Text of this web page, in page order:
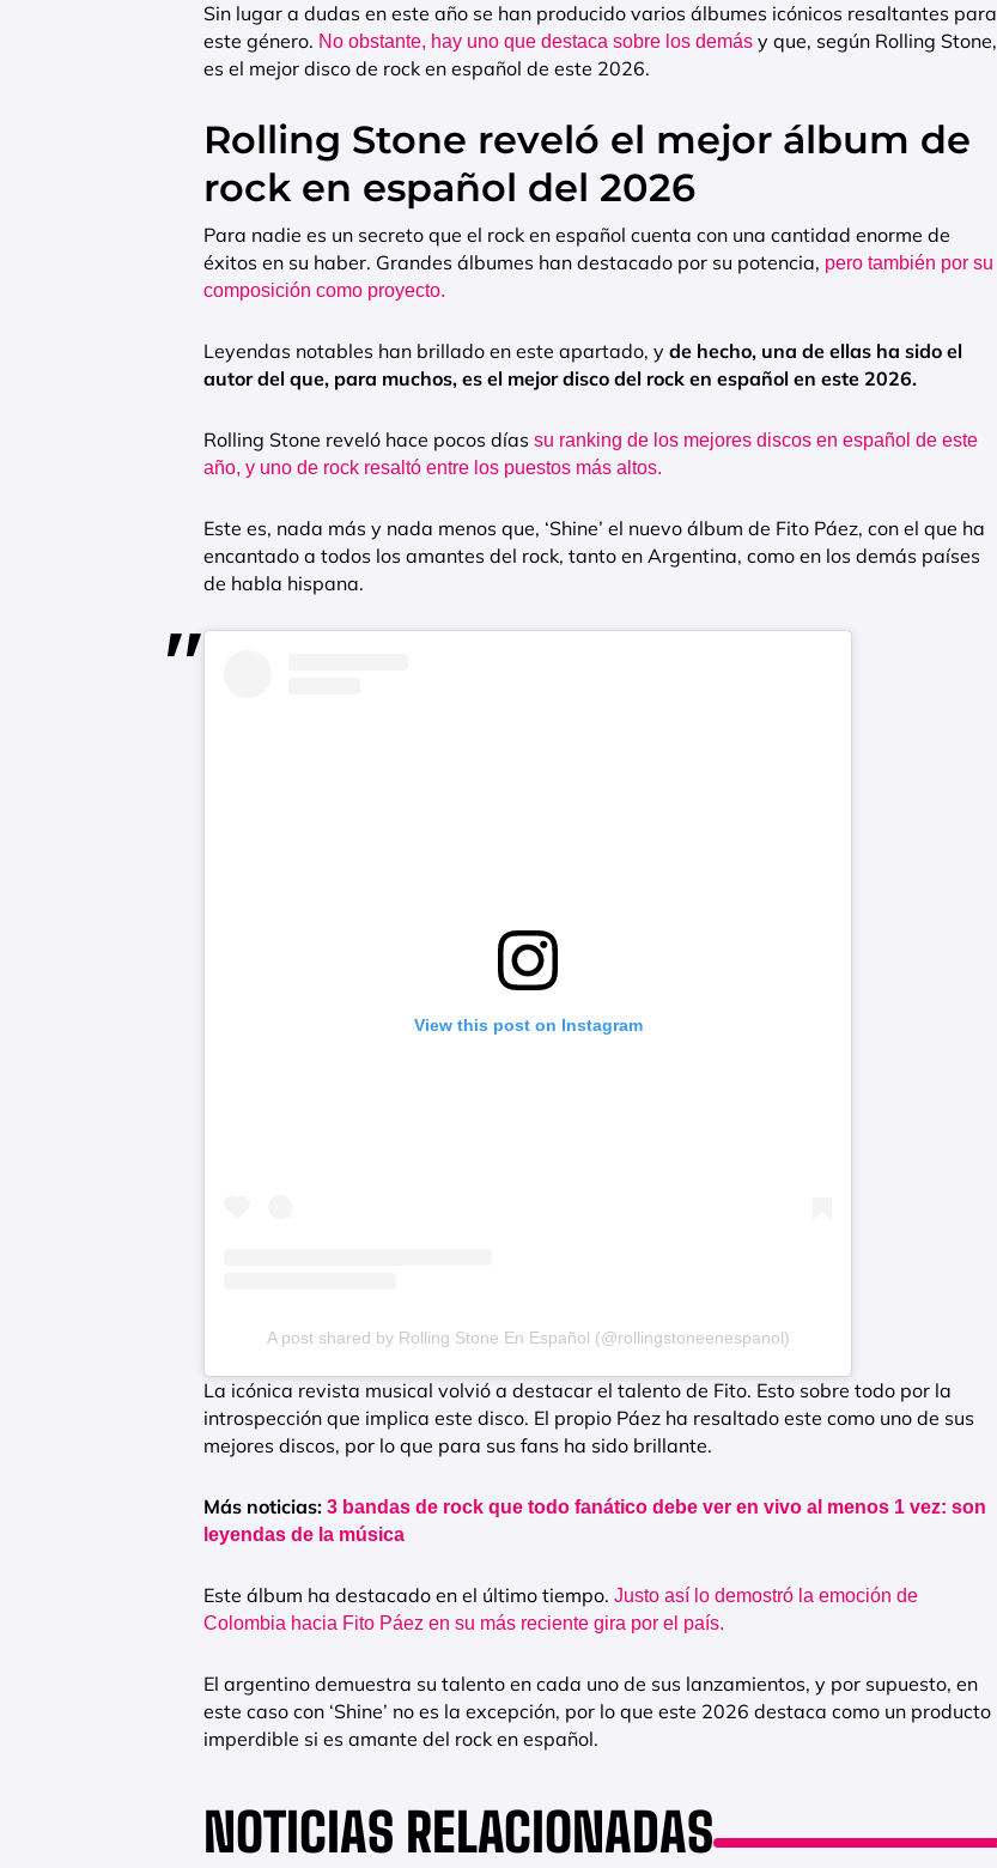
Sin lugar a dudas en este año se han producido varios álbumes icónicos resaltantes para
este género. No obstante, hay uno que destaca sobre los demás y que, según Rolling Stone,
es el mejor disco de rock en español de este 2026.
Rolling Stone reveló el mejor álbum de
rock en español del 2026
Para nadie es un secreto que el rock en español cuenta con una cantidad enorme de
éxitos en su haber. Grandes álbumes han destacado por su potencia, pero también por su
composición como proyecto.
Leyendas notables han brillado en este apartado, y de hecho, una de ellas ha sido el
autor del que, para muchos, es el mejor disco del rock en español en este 2026.
Rolling Stone reveló hace pocos días su ranking de los mejores discos en español de este
año, y uno de rock resaltó entre los puestos más altos.
Este es, nada más y nada menos que, ‘Shine’ el nuevo álbum de Fito Páez, con el que ha
encantado a todos los amantes del rock, tanto en Argentina, como en los demás países
de habla hispana.
View this post on Instagram
A post shared by Rolling Stone En Español (@rollingstoneenespanol)
La icónica revista musical volvió a destacar el talento de Fito. Esto sobre todo por la
introspección que implica este disco. El propio Páez ha resaltado este como uno de sus
mejores discos, por lo que para sus fans ha sido brillante.
Más noticias: 3 bandas de rock que todo fanático debe ver en vivo al menos 1 vez: son
leyendas de la música
Este álbum ha destacado en el último tiempo. Justo así lo demostró la emoción de
Colombia hacia Fito Páez en su más reciente gira por el país.
El argentino demuestra su talento en cada uno de sus lanzamientos, y por supuesto, en
este caso con ‘Shine’ no es la excepción, por lo que este 2026 destaca como un producto
imperdible si es amante del rock en español.
NOTICIAS RELACIONADAS